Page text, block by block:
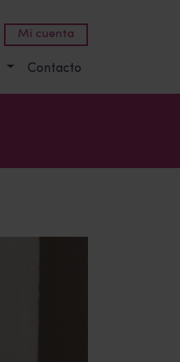
Mi cuenta
Contacto